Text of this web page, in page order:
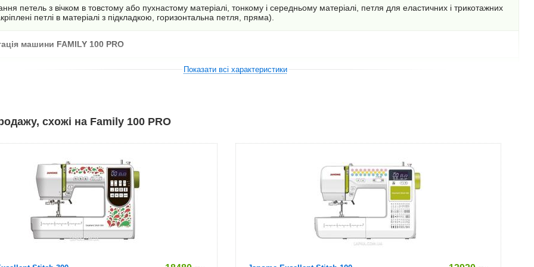
петель з вічком в товстому або пухнастому матеріалі, тонкому і середньому матеріалі, петля для еластичних і трикотажних
петлі в матеріалі з підкладкою, горизонтальна петля, пряма).
машини FAMILY 100 PRO
виконання петлі
лапка
потайного шва
декоративних строчок
лапка pro
Показати всі характеристики
схожі на Family 100 PRO